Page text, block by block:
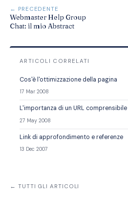
← PRECEDENTE
Webmaster Help Group
Chat: il mio Abstract
ARTICOLI CORRELATI
Cos'è l'ottimizzazione della pagina
17 Mar 2008
L'importanza di un URL comprensibile
27 May 2008
Link di approfondimento e referenze
13 Dec 2007
← TUTTI GLI ARTICOLI